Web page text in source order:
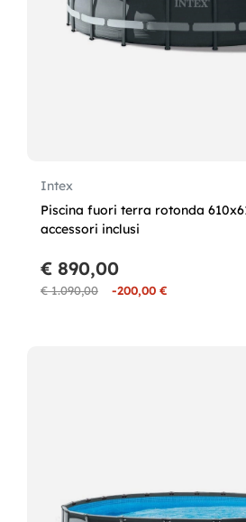
Intex
Piscina fuori terra rotonda
accessori inclusi
€ 1.090,00 -200,00 €
€ 890,00